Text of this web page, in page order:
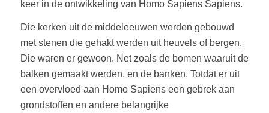
keer in de ontwikkeling van Homo Sapiens Sapiens.
Die kerken uit de middeleeuwen werden gebouwd
met stenen die gehakt werden uit heuvels of bergen.
Die waren er gewoon. Net zoals de bomen waaruit de
balken gemaakt werden, en de banken. Totdat er uit
een overvloed aan Homo Sapiens een gebrek aan
grondstoffen en andere belangrijke